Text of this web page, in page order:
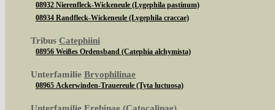
08932 Nierenfleck-Wickeneule (Lygephila pastinum)
08934 Randfleck-Wickeneule (Lygephila craccae)
Tribus Catephiini
08956 Weißes Ordensband (Catephia alchymista)
Unterfamilie Bryophilinae
08965 Ackerwinden-Trauereule (Tyta luctuosa)